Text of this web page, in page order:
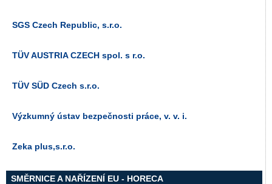
SGS Czech Republic, s.r.o.
TÜV AUSTRIA CZECH spol. s r.o.
TÜV SÜD Czech s.r.o.
Výzkumný ústav bezpečnosti práce, v. v. i.
Zeka plus,s.r.o.
SMĚRNICE A NAŘÍZENÍ EU - HORECA